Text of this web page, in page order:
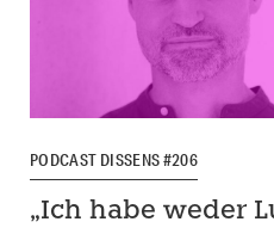
PODCAST DISSENS #206
„Ich habe weder